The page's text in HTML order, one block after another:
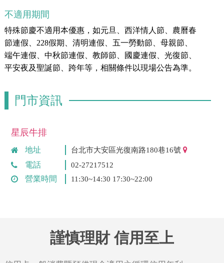
不適用期間
特殊節慶不適用本優惠，如元旦、西洋情人節、農曆春
節連假、228假期、清明連假、五一勞動節、母親節、
端午連假、中秋節連假、教師節、國慶連假、光復節、
平安夜及聖誕節、跨年等，相關條件以現場公告為準。
門市資訊
星辰牛排
地址 台北市大安區光復南路180巷16號
電話 02-27217512
營業時間 11:30~14:30 17:30~22:00
謹慎理財 信用至上